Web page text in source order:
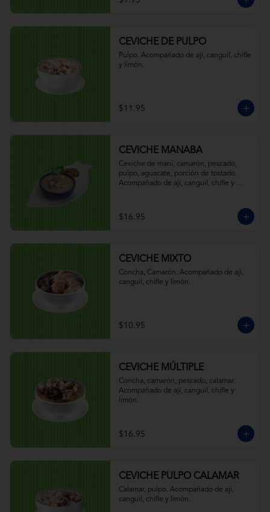
CEVICHE DE PULPO
Pulpo. Acompañado de ají, canguil, chifle
y limón.
$11.95
CEVICHE MANABA
Ceviche de maní, camarón, pescado,
pulpo, aguacate, porción de tostado.
Acompañado de ají, canguil, chifle y
$16.95
CEVICHE MIXTO
Concha, Camarón. Acompañado de ají,
canguil, chifle y limón.
$10.95
CEVICHE MÚLTIPLE
Concha, camarón, pescado, calamar.
Acompañado de ají, canguil, chifle y
limón.
$16.95
CEVICHE PULPO CALAMAR
Calamar, pulpo. Acompañado de ají,
canguil, chifle y limón.